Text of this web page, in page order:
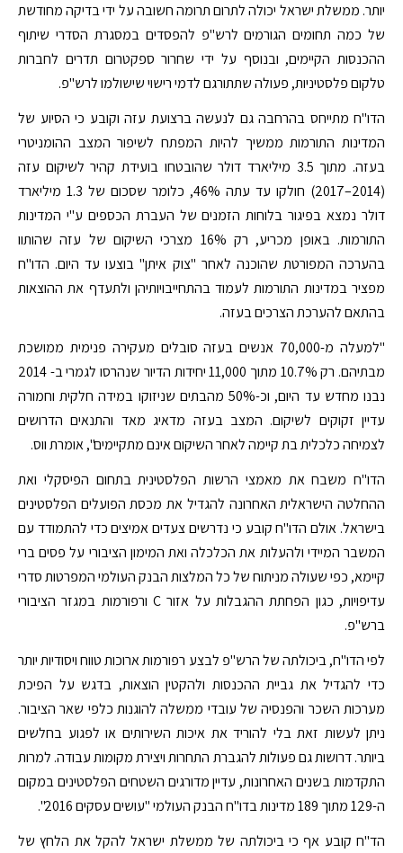
יותר. ממשלת ישראל יכולה לתרום תרומה חשובה על ידי בדיקה מחודשת
של כמה תחומים הגורמים לרש"פ להפסדים במסגרת הסדרי שיתוף
ההכנסות הקיימים, ובנוסף על ידי שחרור ספקטרום תדרים לחברות
טלקום פלסטיניות, פעולה שתתורגם לדמי רישוי שישולמו לרש"פ.
הדו"ח מתייחס בהרחבה גם לנעשה ברצועת עזה וקובע כי הסיוע של
המדינות התורמות ממשיך להיות המפתח לשיפור המצב ההומניטרי
בעזה. מתוך 3.5 מיליארד דולר שהובטחו בועידת קהיר לשיקום עזה
(2014–2017) חולקו עד עתה 46%, כלומר שסכום של 1.3 מיליארד
דולר נמצא בפיגור בלוחות הזמנים של העברת הכספים ע"י המדינות
התורמות. באופן מכריע, רק 16% מצרכי השיקום של עזה שהותוו
בהערכה המפורטת שהוכנה לאחר "צוק איתן" בוצעו עד היום. הדו"ח
מפציר במדינות התורמות לעמוד בהתחייבויותיהן ולתעדף את ההוצאות
בהתאם להערכת הצרכים בעזה.
"למעלה מ-70,000 אנשים בעזה סובלים מעקירה פנימית ממושכת
מבתיהם. רק 10.7% מתוך 11,000 יחידות הדיור שנהרסו לגמרי ב- 2014
נבנו מחדש עד היום, וכ-50% מהבתים שניזוקו במידה חלקית וחמורה
עדיין זקוקים לשיקום. המצב בעזה מדאיג מאד והתנאים הדרושים
לצמיחה כלכלית בת קיימה לאחר השיקום אינם מתקיימים", אומרת ווס.
הדו"ח משבח את מאמצי הרשות הפלסטינית בתחום הפיסקלי ואת
ההחלטה הישראלית האחרונה להגדיל את מכסת הפועלים הפלסטינים
בישראל. אולם הדו"ח קובע כי נדרשים צעדים אמיצים כדי להתמודד עם
המשבר המיידי ולהעלות את הכלכלה ואת המימון הציבורי על פסים ברי
קיימא, כפי שעולה מניתוח של כל המלצות הבנק העולמי המפרטות סדרי
עדיפויות, כגון הפחתת ההגבלות על אזור C ורפורמות במגזר הציבורי
ברש"פ.
לפי הדו"ח, ביכולתה של הרש"פ לבצע רפורמות ארוכות טווח ויסודיות יותר
כדי להגדיל את גביית ההכנסות ולהקטין הוצאות, בדגש על הפיכת
מערכות השכר והפנסיה של עובדי ממשלה להוגנות כלפי שאר הציבור.
ניתן לעשות זאת בלי להוריד את איכות השירותים או לפגוע בחלשים
ביותר. דרושות גם פעולות להגברת התחרות ויצירת מקומות עבודה. למרות
התקדמות בשנים האחרונות, עדיין מדורגים השטחים הפלסטינים במקום
ה-129 מתוך 189 מדינות בדו"ח הבנק העולמי "עושים עסקים 2016".
הד"ח קובע אף כי ביכולתה של ממשלת ישראל להקל את הלחץ של